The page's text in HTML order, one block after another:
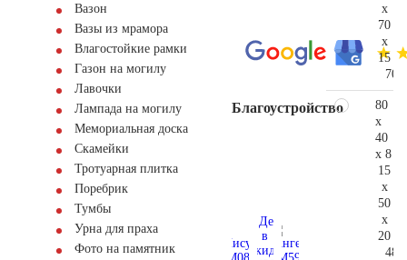
Вазон
Вазы из мрамора
Влагостойкие рамки
Газон на могилу
Лавочки
Лампада на могилу
Мемориальная доска
Скамейки
Тротуарная плитка
Поребрик
Тумбы
Урна для праха
Фото на памятник
Благоустройство
x
70
x
15
80
x
40
x 8
15
x
50
x
20